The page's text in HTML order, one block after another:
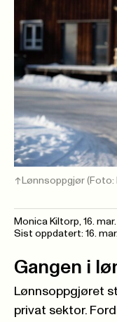
Lønnsoppgjør (Foto:
Monica Kiltorp 16.
Sist oppdatert: 16.
Gangen i
Lønnsoppgjøret
privat sektor.